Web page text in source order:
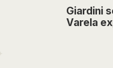
Giardini
Varela